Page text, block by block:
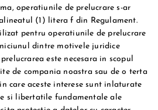
operatiunile de prelucrare s-ar
(1) litera f din Regulament.
pentru operatiunile de prelucrare
dintre motivele juridice
este necesara in scopul
de compania noastra sau de o terta
care aceste interese sunt inlaturate
si libertatile fundamentale ale